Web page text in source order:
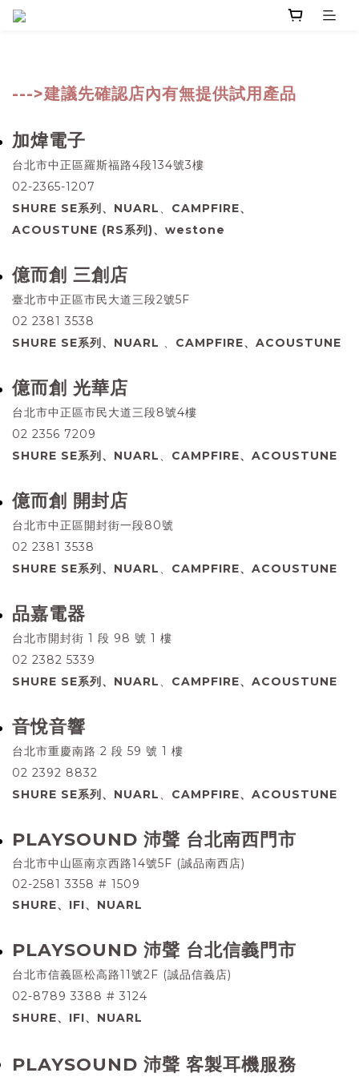
--->建議先確認店內有無提供試用產品
加煒電子
台北市中正區羅斯福路4段134號3樓
02-2365-1207
SHURE SE系列、NUARL、 CAMPFIRE、
ACOUSTUNE (RS系列)、westone
億而創 三創店
臺北市中正區市民大道三段2號5F
02 2381 3538
SHURE SE系列、NUARL 、 CAMPFIRE、ACOUSTUNE
億而創 光華店
台北市中正區市民大道三段8號4樓
02 2356 7209
SHURE SE系列、NUARL、 CAMPFIRE、ACOUSTUNE
億而創 開封店
台北市中正區開封街一段80號
02 2381 3538
SHURE SE系列、NUARL、 CAMPFIRE、ACOUSTUNE
品嘉電器
台北市開封街 1 段 98 號 1 樓
02 2382 5339
SHURE SE系列、NUARL、 CAMPFIRE、ACOUSTUNE
音悅音響
台北市重慶南路 2 段 59 號 1 樓
02 2392 8832
SHURE SE系列、NUARL、 CAMPFIRE、ACOUSTUNE
PLAYSOUND 沛聲 台北南西門市
台北市中山區南京西路14號5F (誠品南西店)
02-2581 3358 # 1509
SHURE、IFI、 NUARL
PLAYSOUND 沛聲 台北信義門市
台北市信義區松高路11號2F (誠品信義店)
02-8789 3388 # 3124
SHURE、IFI、NUARL
PLAYSOUND 沛聲 客製耳機服務